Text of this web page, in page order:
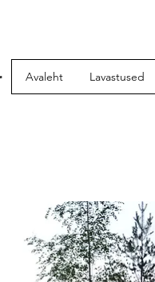
Avaleht Lavastused